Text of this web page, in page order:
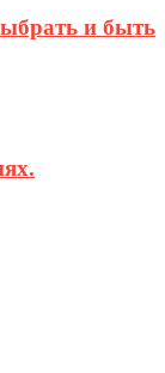
и быть